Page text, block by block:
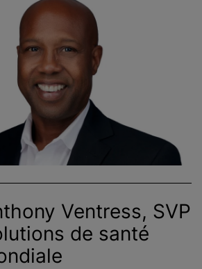
Ventress, SVP
de santé